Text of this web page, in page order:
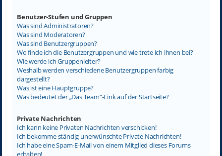
Benutzer-Stufen und Gruppen
Was sind Administratoren?
Was sind Moderatoren?
Was sind Benutzergruppen?
Wo finde ich die Benutzergruppen und wie trete ich ihnen bei?
Wie werde ich Gruppenleiter?
Weshalb werden verschiedene Benutzergruppen farbig
dargestellt?
Was ist eine Hauptgruppe?
Was bedeutet der „Das Team“-Link auf der Startseite?
Private Nachrichten
Ich kann keine Privaten Nachrichten verschicken!
Ich bekomme ständig unerwünschte Private Nachrichten!
Ich habe eine Spam-E-Mail von einem Mitglied dieses Forums
erhalten!